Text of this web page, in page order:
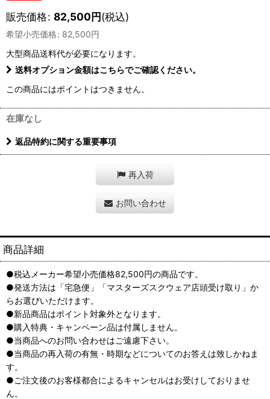
販売価格: 82,500円(税込)
希望小売価格: 82,500円
大型商品送料代が必要になります。
送料オプション金額はこちらでご確認ください。
この商品にはポイントはつきません。
在庫なし
返品特約に関する重要事項
再入荷
お問い合わせ
商品詳細
●税込メーカー希望小売価格82,500円の商品です。
●発送方法は「宅急便」「マスターズスクウェア店頭受け取り」か
らお選びいただけます。
●新品商品はポイント対象外となります。
●購入特典・キャンペーン品は付属しません。
●当商品へのお問い合わせはご遠慮下さい。
●当商品の再入荷の有無・時期などについてのお答えは致しかねま
す。
●ご注文後のお客様都合によるキャンセルはお受けしておりませ
ん。